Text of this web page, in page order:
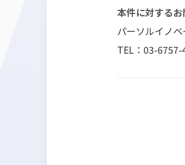
本件に対する
パーソルイノ
TEL：03-